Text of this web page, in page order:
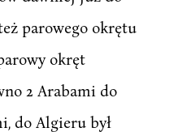
parowego okrętu
okręt
2 Arabami do
do Algieru był